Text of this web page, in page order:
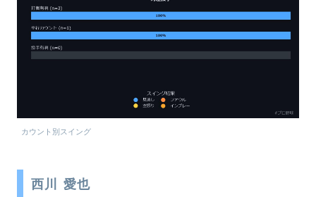
カウント別スイング
西川 愛也